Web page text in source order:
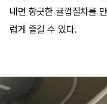
내면 향긋한 귤껍질차를
럽게 즐길 수 있다.